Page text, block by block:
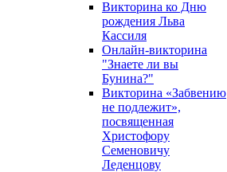
Викторина ко Дню
рождения Льва
Кассиля
Онлайн-викторина
"Знаете ли вы
Бунина?"
Викторина «Забвению
не подлежит»,
посвященная
Христофору
Семеновичу
Леденцову